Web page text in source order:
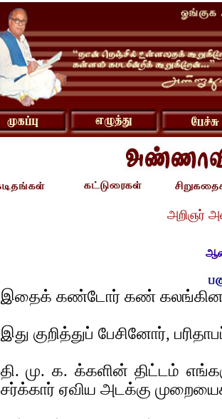
அறிஞர்
இதைக் கண்டோர் கண்
இது குறித்துப் பேசினோர்,
தி. மு. க. க்களின் திட்டம்
சர்க்கார் ஏவிய அடக்கு